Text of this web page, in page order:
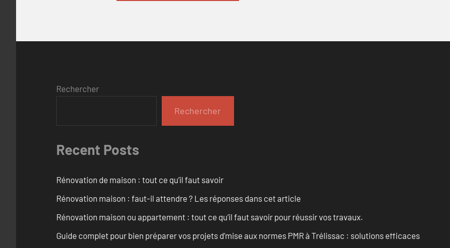
Rechercher
Rechercher
Recent Posts
Rénovation de maison : tout ce qu’il faut savoir
Rénovation maison : faut-il attendre ? Les réponses dans cet article
Rénovation maison ou appartement : tout ce qu’il faut savoir pour réussir vos travaux.
Guide complet pour bien préparer vos projets d’mise aux normes PMR à Trélissac : solutions efficaces